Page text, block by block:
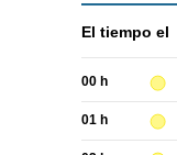
El tiempo el
00 h
01 h